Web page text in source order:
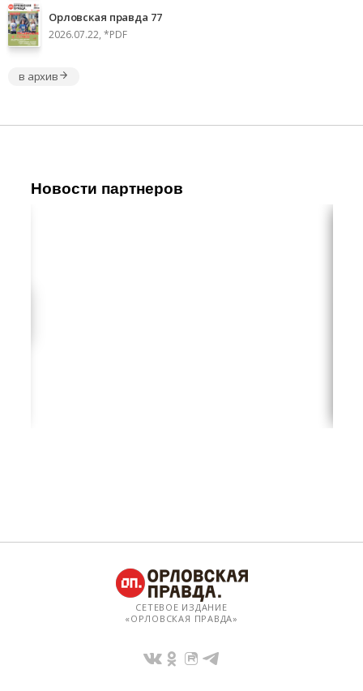
Орловская правда 77
2026.07.22, *PDF
в архив
Новости партнеров
СЕТЕВОЕ ИЗДАНИЕ
«ОРЛОВСКАЯ ПРАВДА»